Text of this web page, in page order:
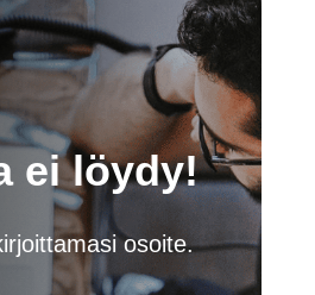
ei löydy!
osoite.